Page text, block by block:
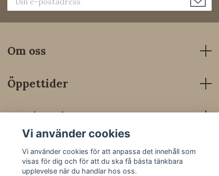
Om oss
Öppettider
Kundservice
Sociala medier
Vi använder cookies
Vi använder cookies för att anpassa det innehåll som
visas för dig och för att du ska få bästa tänkbara
upplevelse när du handlar hos oss.